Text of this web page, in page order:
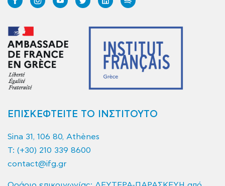
ΕΠΙΣΚΕΦΤΕΙΤΕ ΤΟ ΙΝΣΤΙΤΟΥΤΟ
Sina 31, 106 80, Athènes
T: (+30) 210 339 8600
contact@ifg.gr